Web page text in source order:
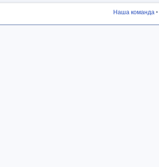
•
Наша команда